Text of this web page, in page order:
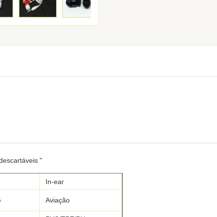
"
In-ear
Aviação